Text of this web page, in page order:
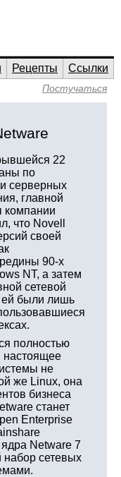
Рецепты
Ссылки
Постучаться
22
по
серверных
главной
компании
что Novell
своей
90-х
NT, а затем
сетевой
ей были лишь
полностью
настоящее
не
же Linux, она
бизнеса
станет
Enterprise
Netware 7
сетевых